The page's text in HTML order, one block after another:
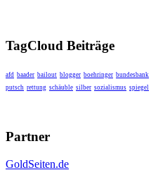
TagCloud Beiträge
afd baader bailout blogger boehringer bundesbank
putsch rettung schäuble silber sozialismus spiegel
Partner
GoldSeiten.de